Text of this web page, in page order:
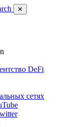
✕
DeFi
сетях